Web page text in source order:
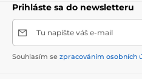
Prihláste sa do newsletteru
Tu napíšte váš e-mail
Souhlasím se zpracováním osobních